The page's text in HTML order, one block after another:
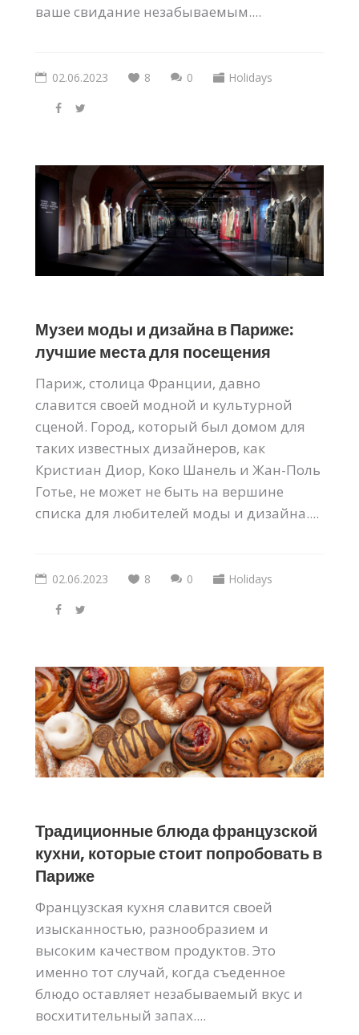
ваше свидание незабываемым....
02.06.2023 8 0 Holidays
Музеи моды и дизайна в Париже:
лучшие места для посещения
Париж, столица Франции, давно
славится своей модной и культурной
сценой. Город, который был домом для
таких известных дизайнеров, как
Кристиан Диор, Коко Шанель и Жан-Поль
Готье, не может не быть на вершине
списка для любителей моды и дизайна....
02.06.2023 8 0 Holidays
Традиционные блюда французской
кухни, которые стоит попробовать в
Париже
Французская кухня славится своей
изысканностью, разнообразием и
высоким качеством продуктов. Это
именно тот случай, когда съеденное
блюдо оставляет незабываемый вкус и
восхитительный запах....